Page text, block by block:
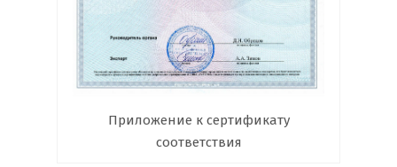
Приложение к сертификату
соответствия